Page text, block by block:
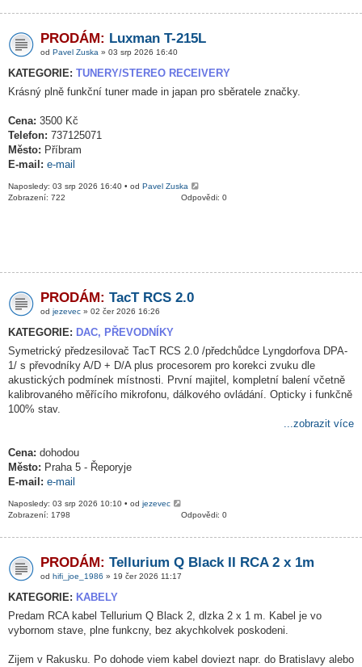
PRODÁM: Luxman T-215L
od Pavel Zuska » 03 srp 2026 16:40
KATEGORIE: TUNERY/STEREO RECEIVERY
Krásný plně funkční tuner made in japan pro sběratele značky.
Cena: 3500 Kč
Telefon: 737125071
Město: Příbram
E-mail: e-mail
Naposledy: 03 srp 2026 16:40 • od Pavel Zuska
Odpovědi: 0
Zobrazení: 722
PRODÁM: TacT RCS 2.0
od jezevec » 02 čer 2026 16:26
KATEGORIE: DAC, PŘEVODNÍKY
Symetrický předzesilovač TacT RCS 2.0 /předchůdce Lyngdorfova DPA-
1/ s převodníky A/D + D/A plus procesorem pro korekci zvuku dle
akustických podmínek místnosti. První majitel, kompletní balení včetně
kalibrovaného měřícího mikrofonu, dálkového ovládání. Opticky i funkčně
100% stav.
...zobrazit více
Cena: dohodou
Město: Praha 5 - Řeporyje
E-mail: e-mail
Naposledy: 03 srp 2026 10:10 • od jezevec
Odpovědi: 0
Zobrazení: 1798
PRODÁM: Tellurium Q Black II RCA 2 x 1m
od hifi_joe_1986 » 19 čer 2026 11:17
KATEGORIE: KABELY
Predam RCA kabel Tellurium Q Black 2, dlzka 2 x 1 m. Kabel je vo
vybornom stave, plne funkcny, bez akychkolvek poskodeni.
Zijem v Rakusku. Po dohode viem kabel doviezt napr. do Bratislavy alebo